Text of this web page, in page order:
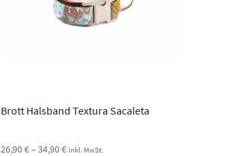
Brott Halsband Textura Sacaleta
26,90€–34,90€ inkl. MwSt.